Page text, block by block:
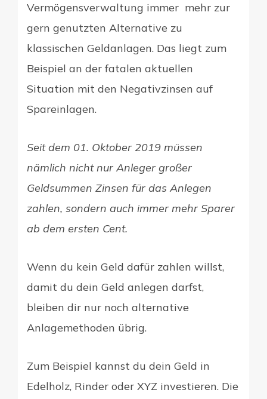
Vermögensverwaltung immer mehr zur
gern genutzten Alternative zu
klassischen Geldanlagen. Das liegt zum
Beispiel an der fatalen aktuellen
Situation mit den Negativzinsen auf
Spareinlagen.
Seit dem 01. Oktober 2019 müssen
nämlich nicht nur Anleger großer
Geldsummen Zinsen für das Anlegen
zahlen, sondern auch immer mehr Sparer
ab dem ersten Cent.
Wenn du kein Geld dafür zahlen willst,
damit du dein Geld anlegen darfst,
bleiben dir nur noch alternative
Anlagemethoden übrig.
Zum Beispiel kannst du dein Geld in
Edelholz, Rinder oder XYZ investieren. Die